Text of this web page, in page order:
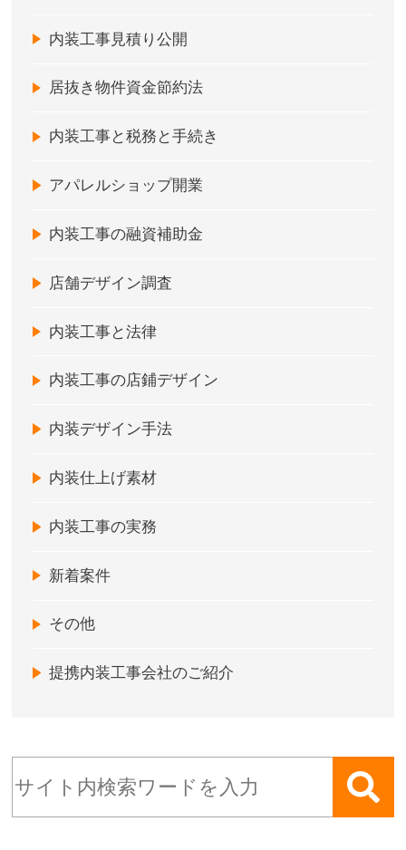
内装工事見積り公開
居抜き物件資金節約法
内装工事と税務と手続き
アパレルショップ開業
内装工事の融資補助金
店舗デザイン調査
内装工事と法律
内装工事の店鋪デザイン
内装デザイン手法
内装仕上げ素材
内装工事の実務
新着案件
その他
提携内装工事会社のご紹介